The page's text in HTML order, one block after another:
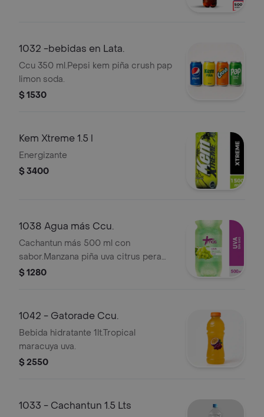
1032 -bebidas en Lata.
Ccu 350 ml.Pepsi kem piña crush pap
limon soda.
$ 1530
Kem Xtreme 1.5 l
Energizante
$ 3400
1038 Agua más Ccu.
Cachantun más 500 ml con
sabor.Manzana piña uva citrus pera
granada genjibre limon.
$ 1280
1042 - Gatorade Ccu.
Bebida hidratante 1lt.Tropical
maracuya uva.
$ 2550
1033 - Cachantun 1.5 Lts